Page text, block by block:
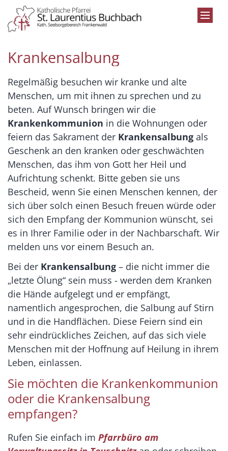
Zum Inhalt springen
Krankensalbung
Regelmäßig besuchen wir kranke und alte
Menschen, um mit ihnen zu sprechen und zu
beten. Auf Wunsch bringen wir die
Krankenkommunion in die Wohnungen oder
feiern das Sakrament der Krankensalbung als
Geschenk an den kranken oder geschwächten
Menschen, das ihm von Gott her Heil und
Aufrichtung schenkt. Bitte geben sie uns
Bescheid, wenn Sie einen Menschen kennen, der
sich über solch einen Besuch freuen würde oder
sich den Empfang der Kommunion wünscht, sei
es in Ihrer Familie oder in der Nachbarschaft. Wir
melden uns vor einem Besuch an.
Bei der Krankensalbung – die nicht immer die
„letzte Ölung“ sein muss - werden dem Kranken
die Hände aufgelegt und er empfängt,
namentlich angesprochen, die Salbung auf Stirn
und in die Handflächen. Diese Feiern sind ein
sehr eindrückliches Zeichen, auf das sich viele
Menschen mit der Hoffnung auf Heilung in ihrem
Leben, einlassen.
Sie möchten die Krankenkommunion
oder die Krankensalbung
empfangen?
Rufen Sie einfach im Pfarrbüro am